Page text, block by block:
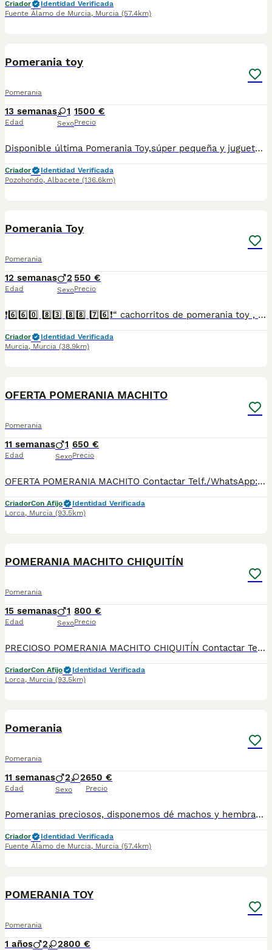
Criador
Identidad Verificada
Fuente Álamo de Murcia, Murcia (57.4km)
Pomerania toy
Pomerania
13 semanas
Edad
1
Sexo
1500 €
Precio
Disponible última Pomerania Toy,súper pequeña y juguetona,padres pesando sobre los 2,5 kilos,más información al 34687371777
Criador
Identidad Verificada
Pozohondo, Albacete (136.6km)
Pomerania Toy
Pomerania
12 semanas
Edad
2
Sexo
550 €
Precio
❗6️⃣6️⃣0️⃣ 8️⃣3️⃣ 8️⃣8️⃣ 7️⃣6️⃣❗“ cachorritos de pomerania toy , entregamos vacunados desparasitados con cartilla veterinaria, microchip y contrato de garantia de compra..”
Criador
Identidad Verificada
Murcia, Murcia (38.9km)
OFERTA POMERANIA MACHITO
Pomerania
11 semanas
Edad
1
Sexo
650 €
Precio
OFERTA POMERANIA MACHITO Contactar Telf./WhatsApp: 630 04 72 63 / 614 20 54 71 / 687 10 74 96 Disponibles sin reservar: Precio desde 650 €* Se pueden ver previamente sin ningún compromiso. Si le interesa ya se lo pueden llevar Se entregan con su cartilla sanitaria, desparasitado y con las vacunas correspondientes a su edad. *El precio de los cachorros no incluyen envíos, si el cliente solicita ese servicio, el coste del mismo lo pagará directamente el cliente a la agencia del transporte.
CriadorCon Afijo
Identidad Verificada
Lorca, Murcia (93.5km)
POMERANIA MACHITO CHIQUITÍN
Pomerania
15 semanas
Edad
1
Sexo
800 €
Precio
PRECIOSO POMERANIA MACHITO CHIQUITÍN Contactar Telf./WhatsApp: 630 04 72 63 / 614 20 54 71 / 687 10 74 96 Disponibles sin reservar: Precio desde 800 €* Se pueden ver previamente sin ningún compromiso. Si le interesa ya se lo pueden llevar Se entregan con su cartilla sanitaria, desparasitado y con las vacunas correspondientes a su edad *El precio de los cachorros no incluyen envíos, si el cliente solicita ese servicio, el coste del mismo lo pagará directamente el cliente a la agencia del transporte.
CriadorCon Afijo
Identidad Verificada
Lorca, Murcia (93.5km)
Pomerania
Pomerania
11 semanas
Edad
2 2
Sexo
650 €
Precio
Pomeranias preciosos, disponemos dé machos y hembras vacunados, desparacitados con su cartilla sanitaria
Criador
Identidad Verificada
Fuente Álamo de Murcia, Murcia (57.4km)
POMERANIA TOY
Pomerania
1 años 2 2800 €